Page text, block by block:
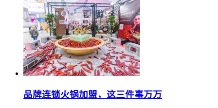
品牌连锁火锅加盟，这三件事万万